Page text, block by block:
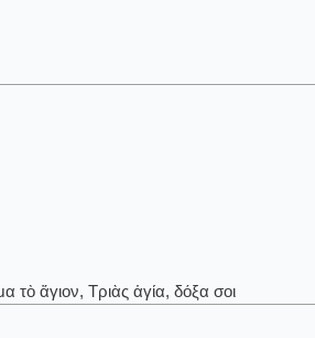
ἅγιον, Τριὰς ἁγία, δόξα σοι